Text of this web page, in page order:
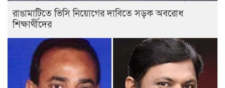
রাঙামাটিতে ভিসি নিয়োগের দাবিতে সড়ক অবরোধ
শিক্ষার্থীদের